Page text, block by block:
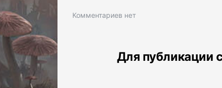
Комментариев нет
Для публикации